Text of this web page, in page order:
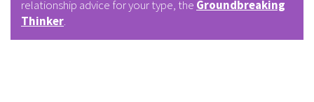
relationship advice for your type, the Groundbreaking
Thinker.